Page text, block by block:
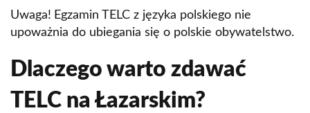
Uwaga! Egzamin TELC z języka polskiego nie
upoważnia do ubiegania się o polskie obywatelstwo.
Dlaczego warto zdawać
TELC na Łazarskim?